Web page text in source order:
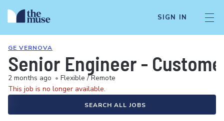
SIGN IN
GE VERNOVA
Senior Engineer -
2 months ago • Flexible / Remote
This job is no longer available.
SEARCH ALL JOBS